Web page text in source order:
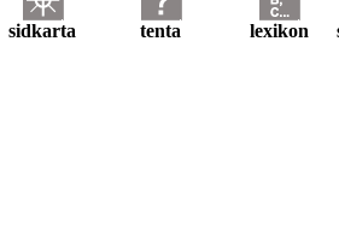
sidkarta tenta lexikon